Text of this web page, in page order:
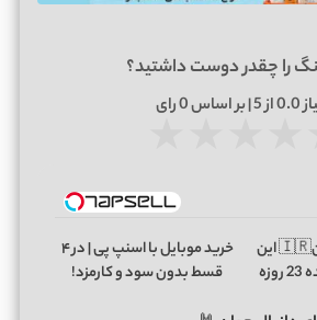
را چقدر دوست داشتید؟
0.0از 5 | بر اساس 0رای
برای اولین بار در ایران🇮🇷 این
دکتر کرم ترمیم کننده 23 روزه
خرید موبایل با اسنپ پی | در ۴
قسط بدون سود و کارمزد!